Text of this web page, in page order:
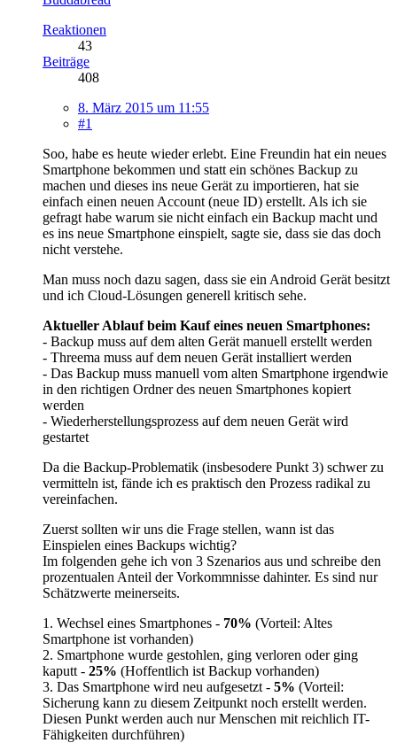
Reaktionen
43
Beiträge
408
8. März 2015 um 11:55
#1
Soo, habe es heute wieder erlebt. Eine Freundin hat ein neues
Smartphone bekommen und statt ein schönes Backup zu
machen und dieses ins neue Gerät zu importieren, hat sie
einfach einen neuen Account (neue ID) erstellt. Als ich sie
gefragt habe warum sie nicht einfach ein Backup macht und
es ins neue Smartphone einspielt, sagte sie, dass sie das doch
nicht verstehe.
Man muss noch dazu sagen, dass sie ein Android Gerät besitzt
und ich Cloud-Lösungen generell kritisch sehe.
Aktueller Ablauf beim Kauf eines neuen Smartphones:
- Backup muss auf dem alten Gerät manuell erstellt werden
- Threema muss auf dem neuen Gerät installiert werden
- Das Backup muss manuell vom alten Smartphone irgendwie
in den richtigen Ordner des neuen Smartphones kopiert
werden
- Wiederherstellungsprozess auf dem neuen Gerät wird
gestartet
Da die Backup-Problematik (insbesodere Punkt 3) schwer zu
vermitteln ist, fände ich es praktisch den Prozess radikal zu
vereinfachen.
Zuerst sollten wir uns die Frage stellen, wann ist das
Einspielen eines Backups wichtig?
Im folgenden gehe ich von 3 Szenarios aus und schreibe den
prozentualen Anteil der Vorkommnisse dahinter. Es sind nur
Schätzwerte meinerseits.
1. Wechsel eines Smartphones - 70% (Vorteil: Altes
Smartphone ist vorhanden)
2. Smartphone wurde gestohlen, ging verloren oder ging
kaputt - 25% (Hoffentlich ist Backup vorhanden)
3. Das Smartphone wird neu aufgesetzt - 5% (Vorteil:
Sicherung kann zu diesem Zeitpunkt noch erstellt werden.
Diesen Punkt werden auch nur Menschen mit reichlich IT-
Fähigkeiten durchführen)